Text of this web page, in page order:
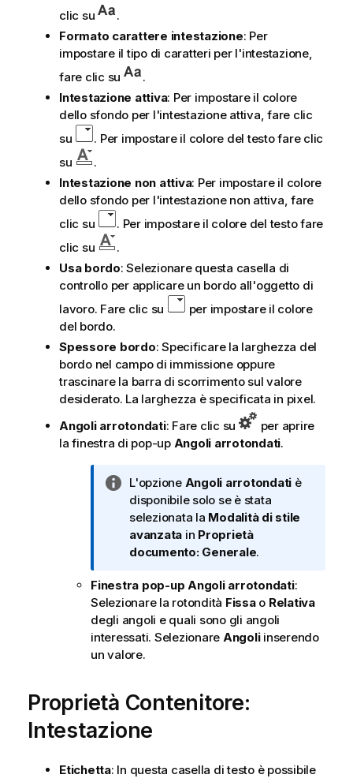
clic su
.
Formato carattere intestazione: Per
impostare il tipo di caratteri per l'intestazione,
fare clic su
.
Intestazione attiva: Per impostare il colore
dello sfondo per l'intestazione attiva, fare clic
su
. Per impostare il colore del testo fare clic
su
.
Intestazione non attiva: Per impostare il colore
dello sfondo per l'intestazione non attiva, fare
clic su
. Per impostare il colore del testo fare
clic su
.
Usa bordo: Selezionare questa casella di
controllo per applicare un bordo all'oggetto di
lavoro. Fare clic su
per impostare il colore
del bordo.
Spessore bordo: Specificare la larghezza del
bordo nel campo di immissione oppure
trascinare la barra di scorrimento sul valore
desiderato. La larghezza è specificata in pixel.
Angoli arrotondati: Fare clic su
per aprire
la finestra di pop-up Angoli arrotondati.
N
o
t
a
i
f
o
r
m
a
i
c
a
L'opzione Angoli arrotondati è
disponibile solo se è stata
selezionata la Modalità di stile
avanzata in Proprietà
documento: Generale.
Finestra pop-up Angoli arrotondati:
Selezionare la rotondità Fissao Relativa
degli angoli e quali sono gli angoli
interessati. Selezionare Angoliinserendo
un valore.
Proprietà Contenitore:
Intestazione
Etichetta: In questa casella di testo è possibile